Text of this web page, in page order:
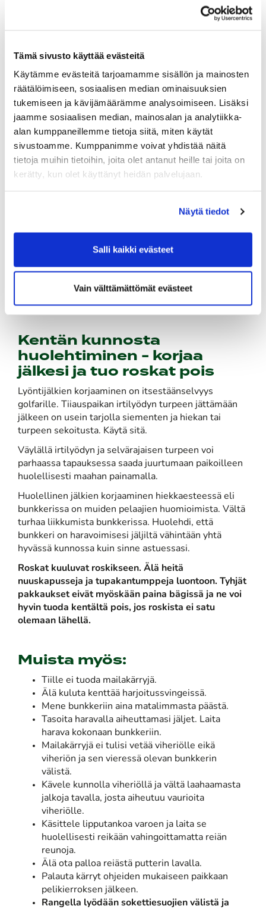
Tämä sivusto käyttää evästeitä
Käytämme evästeitä tarjoamamme sisällön ja mainosten
räätälöimiseen, sosiaalisen median ominaisuuksien
tukemiseen ja kävijämäärämme analysoimiseen. Lisäksi
jaamme sosiaalisen median, mainosalan ja analytiikka-
alan kumppaneillemme tietoja siitä, miten käytät
sivustoamme. Kumppanimme voivat yhdistää näitä
tietoja muihin tietoihin, joita olet antanut heille tai joita on
kerätty, kun olet käyttänyt heidän palvelujaan.
Näytä tiedot
Salli kaikki evästeet
Vain välttämättömät evästeet
Greenillä on syytä korjata
pallon alastulojäljet! Tee se
oikein
Pallon griinille jättämien alastulojälkien korjaaminen
on ehdoton edellytys viheriön hyvinvoinnille.
Huolehdi siis ainakin oman pallosi alastulojäljestä sen
Haarukalla työnnetään
neljältä puolelta, alastulojäljen päälle ja lopuksi
tasoitetaan putterilla. Syy tällaiseen jäljen
alta päin muun greenin tasolle greeniharukkaa
taivuttamalla, katkevat ruohon juuret ja jäljelle jää
Kentän kunnosta
huolehtiminen - korjaa
jälkesi ja tuo roskat pois
Lyöntijälkien korjaaminen on itsestäänselvyys
golfarille. Tiiauspaikan irtilyödyn turpeen jättämään
jälkeen on usein tarjolla siementen ja hiekan tai
turpeen sekoitusta. Käytä sitä.
Väylällä irtilyödyn ja selvärajaisen turpeen voi
parhaassa tapauksessa saada juurtumaan paikoilleen
huolellisesti maahan painamalla.
Huolellinen jälkien korjaaminen hiekkaesteessä eli
bunkkerissa on muiden pelaajien huomioimista. Vältä
turhaa liikkumista bunkkerissa. Huolehdi, että
bunkkeri on haravoimisesi jäljiltä vähintään yhtä
hyvässä kunnossa kuin sinne astuessasi.
Roskat kuuluvat roskikseen. Älä heitä
nuuskapusseja ja tupakantumppeja luontoon. Tyhjät
pakkaukset eivät myöskään paina bägissä ja ne voi
hyvin tuoda kentältä pois, jos roskista ei satu
olemaan lähellä.
Muista myös:
Tiille ei tuoda mailakärryjä.
Älä kuluta kenttää harjoitussvingeissä.
Mene bunkkeriin aina matalimmasta päästä.
Tasoita haravalla aiheuttamasi jäljet. Laita
harava kokonaan bunkkeriin.
Mailakärryjä ei tulisi vetää viheriölle eikä
viheriön ja sen vieressä olevan bunkkerin
välistä.
Kävele kunnolla viheriöllä ja vältä laahaamasta
jalkoja tavalla, josta aiheutuu vaurioita
viheriölle.
Käsittele lipputankoa varoen ja laita se
huolellisesti reikään vahingoittamatta reiän
reunoja.
Älä ota palloa reiästä putterin lavalla.
Palauta kärryt ohjeiden mukaiseen paikkaan
pelikierroksen jälkeen.
Rangella lyödään sokettiesuojien välistä ja